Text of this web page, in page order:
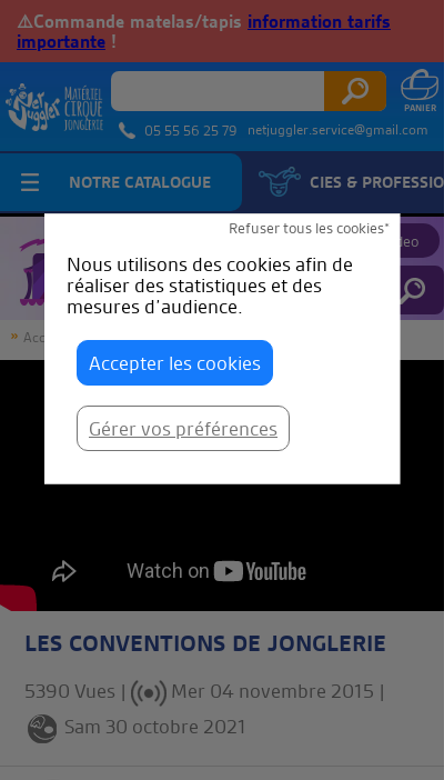
Refuser tous les cookies*
Nous utilisons des cookies afin de
réaliser des statistiques et des
mesures d’audience.
Accepter les cookies
Gérer vos préférences
⚠️Commande matelas/tapis information tarifs
importante !
05 55 56 25 79 netjuggler.service@gmail.com
NOTRE CATALOGUE CIES &
JuggleTube Proposer une video
Accueil JuggleTube LES CONVENTIONS DE JONGLERIE
LES CONVENTIONS DE JONGLERIE
5390 Vues | Mer 04 novembre 2015 |
Sam 30 octobre 2021